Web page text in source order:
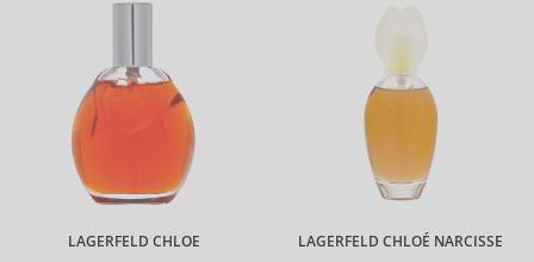
LAGERFELD CHLOE LAGERFELD CHLOÉ NARCISSE